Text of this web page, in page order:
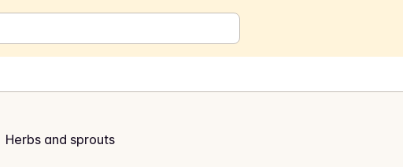
Herbs and sprouts